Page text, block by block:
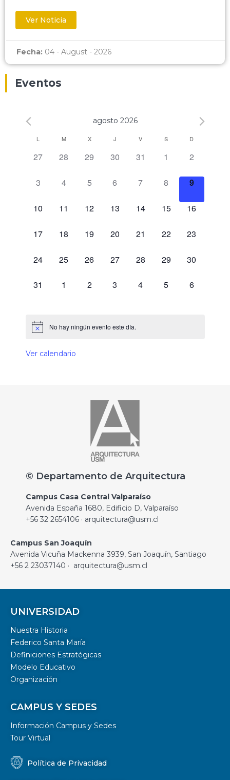
Ver Noticia
Fecha: 04 - August - 2026
Eventos
agosto 2026
Calendario
de
Eventos
L M X J V S D
0 eventos,
27 0 eventos,
28 0 eventos,
29 0 eventos,
30 0 eventos,
31 0 eventos,
1 0 eventos,
2
0 eventos,
3 0 eventos,
4 0 eventos,
5 0 eventos,
6 0 eventos,
7 0 eventos,
8 0 eventos,
9
0 eventos,
10 0 eventos,
11 0 eventos,
12 0 eventos,
13 0 eventos,
14 0 eventos,
15 0 eventos,
16
0 eventos,
17 0 eventos,
18 0 eventos,
19 0 eventos,
20 0 eventos,
21 0 eventos,
22 0 eventos,
23
0 eventos,
24 0 eventos,
25 0 eventos,
26 0 eventos,
27 0 eventos,
28 0 eventos,
29 0 eventos,
30
0 eventos,
31 0 eventos,
1 0 eventos,
2 0 eventos,
3 0 eventos,
4 0 eventos,
5 0 eventos,
6
No hay ningún evento este día.
Ver calendario
© Departamento de Arquitectura
Campus Casa Central Valparaíso
Avenida España 1680, Edificio D, Valparaíso
+56 32 2654106 · arquitectura@usm.cl
Campus San Joaquín
Avenida Vicuña Mackenna 3939, San Joaquín, Santiago
+56 2 23037140 · arquitectura@usm.cl
UNIVERSIDAD
Nuestra Historia
Federico Santa María
Definiciones Estratégicas
Modelo Educativo
Organización
CAMPUS Y SEDES
Información Campus y Sedes
Tour Virtual
Política de Privacidad